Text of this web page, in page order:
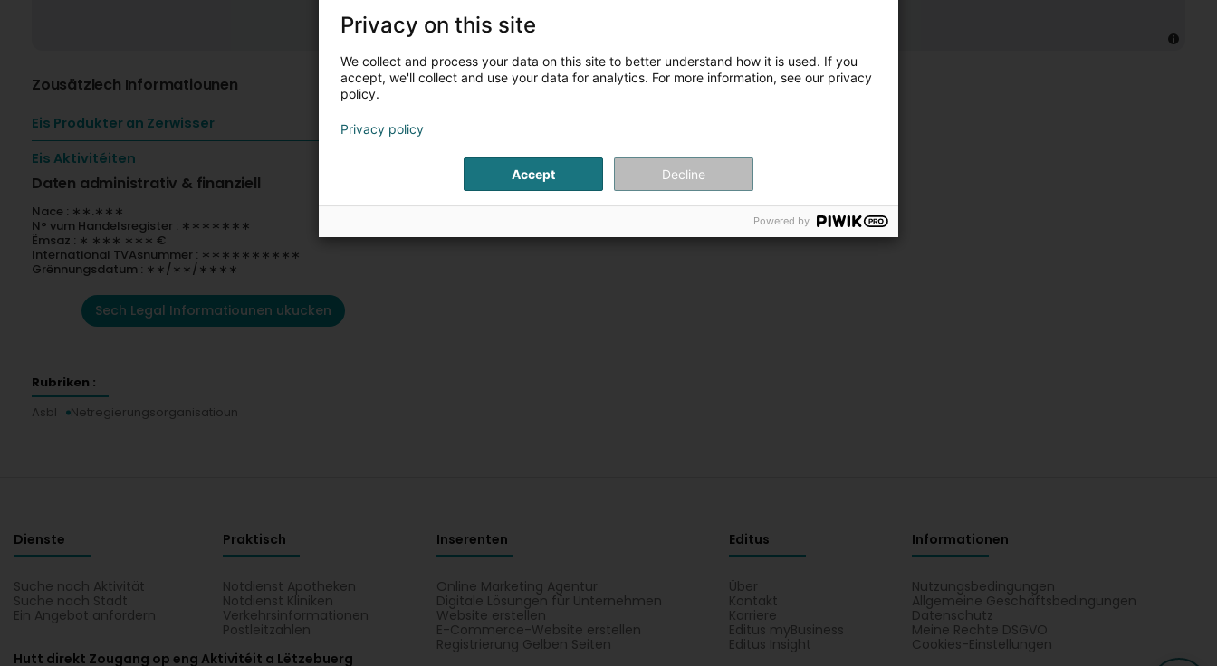
Zousätzlech Informatiounen
Eis Produkter an Zerwisser
Eis Aktivitéiten
Daten administrativ & finanziell
Nace : ∗∗.∗∗∗
N° vum Handelsregister : ∗∗∗∗∗∗∗
Ëmsaz : ∗ ∗∗∗ ∗∗∗ €
International TVAsnummer : ∗∗∗∗∗∗∗∗∗∗
Grënnungsdatum : ∗∗/∗∗/∗∗∗∗
Sech Legal Informatiounen ukucken
Rubriken :
Asbl
Netregierungsorganisatioun
Dienste
Suche nach Aktivität
Suche nach Stadt
Ein Angebot anfordern
Praktisch
Notdienst Apotheken
Notdienst Kliniken
Verkehrsinformationen
Postleitzahlen
Inserenten
Online Marketing Agentur
Digitale Lösungen für Unternehmen
Website erstellen
E-Commerce-Website erstellen
Registrierung Gelben Seiten
Editus
Über
Kontakt
Karriere
Editus myBusiness
Editus Insight
Informationen
Nutzungsbedingungen
Allgemeine Geschäftsbedingungen
Datenschutz
Meine Rechte DSGVO
Cookies-Einstellungen
Hutt direkt Zougang op eng Aktivitéit a Lëtzebuerg
Privacy on this site
We collect and process your data on this site to better understand how it is used. If you
accept, we'll collect and use your data for analytics. For more information, see our privacy
policy.
Privacy policy
Accept Decline
Powered by